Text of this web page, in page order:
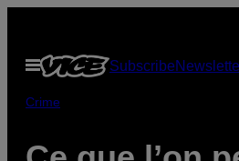
content
Open
Menu
Subscribe
Crime